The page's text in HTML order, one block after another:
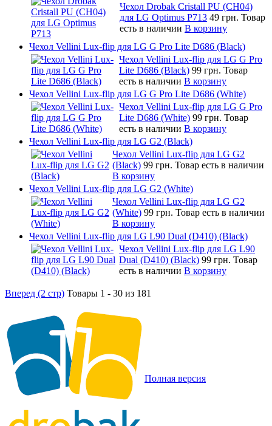
Чехол Drobak Cristall PU (CH04)
для LG Optimus P713 49 грн. Товар
есть в наличии В корзину
Чехол Vellini Lux-flip для LG G Pro Lite D686 (Black)
Чехол Vellini Lux-flip для LG G Pro
Lite D686 (Black) 99 грн. Товар
есть в наличии В корзину
Чехол Vellini Lux-flip для LG G Pro Lite D686 (White)
Чехол Vellini Lux-flip для LG G Pro
Lite D686 (White) 99 грн. Товар
есть в наличии В корзину
Чехол Vellini Lux-flip для LG G2 (Black)
Чехол Vellini Lux-flip для LG G2
(Black) 99 грн. Товар есть в наличии
В корзину
Чехол Vellini Lux-flip для LG G2 (White)
Чехол Vellini Lux-flip для LG G2
(White) 99 грн. Товар есть в наличии
В корзину
Чехол Vellini Lux-flip для LG L90 Dual (D410) (Black)
Чехол Vellini Lux-flip для LG L90
Dual (D410) (Black) 99 грн. Товар
есть в наличии В корзину
Вперед (2 стр) Товары 1 - 30 из 181
Полная версия